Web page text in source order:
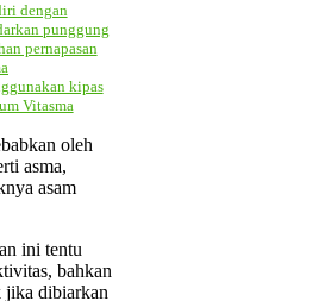
dengan
punggung
pernapasan
kipas
Vitasma
oleh
asma,
asam
ini tentu
bahkan
jika dibiarkan